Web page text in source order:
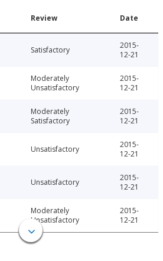
Review Date
Satisfactory
2015-
12-21
Moderately
Unsatisfactory
2015-
12-21
Moderately
Satisfactory
2015-
12-21
Unsatisfactory
2015-
12-21
Unsatisfactory
2015-
12-21
Moderately
Unsatisfactory
2015-
12-21